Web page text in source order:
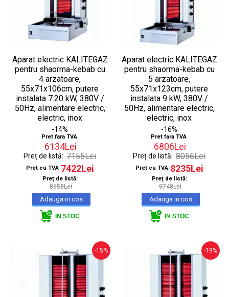
Aparat electric KALITEGAZ
pentru shaorma-kebab cu
4 arzatoare,
55x71x106cm, putere
instalata 7.20 kW, 380V /
50Hz, alimentare electric,
electric, inox
-14%
Pret fara TVA
6134Lei
Preț de listă: 7155Lei
Pret cu TVA 7422Lei
Preț de listă:
8658Lei
IN STOC
Aparat electric KALITEGAZ
pentru shaorma-kebab cu
5 arzatoare,
55x71x123cm, putere
instalata 9 kW, 380V /
50Hz, alimentare electric,
electric, inox
-16%
Pret fara TVA
6806Lei
Preț de listă: 8056Lei
Pret cu TVA 8235Lei
Preț de listă:
9748Lei
IN STOC
-15% -19%